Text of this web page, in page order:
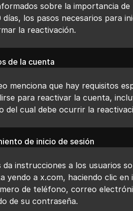
sobre la importancia
días, los pasos necesarios para
la reactivación.
de la cuenta
menciona que hay requisitos
para reactivar la cuenta,
del cual debe ocurrir la
de inicio de sesión
da instrucciones a los usuarios
yendo a x.com, haciendo clic en
de teléfono, correo
de su contraseña.